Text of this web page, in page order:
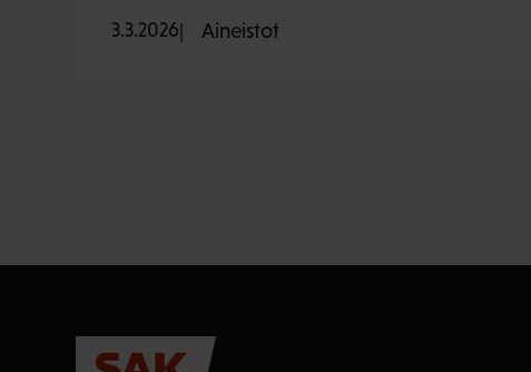
3.3.2026 Aineistot